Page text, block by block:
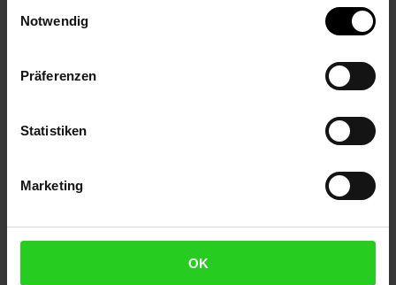
Notwendig
Präferenzen
Statistiken
Marketing
OK
E-Sport-Headset wurde speziell für Gaming-Marathons
entwickelt und bietet herausragende Leistung sowie Komfort.
mittlerer und tiefer Töne - vergleichbar mit 3 Audio-Treibern in
einem Headset. Das biegsame Mikrofon des leichten E-Sport-
Rauschunterdrückung, um klare und präzise Kommunikation
sicherzustellen. Dank neuster passiver Rauschunterdrückung
EAN: 8886419379522